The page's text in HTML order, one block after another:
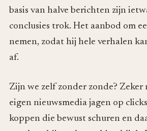
basis van halve berichten zijn
conclusies trok. Het aanbod om
nemen, zodat hij hele verhalen
af.
Zijn we zelf zonder zonde? Zeker
eigen nieuwsmedia jagen op
koppen die bewust schuren en